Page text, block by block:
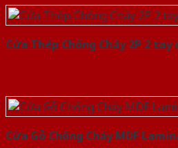
Cửa Thép Chống Cháy 2P 2 tay
Cửa Gỗ Chống Cháy MDF